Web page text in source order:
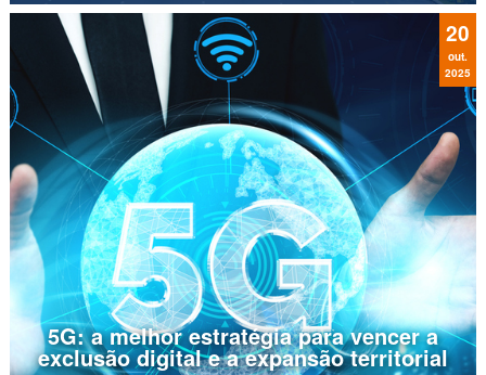
5G: a melhor estratégia para vencer a
exclusão digital e a expansão territorial
20
out.
2025